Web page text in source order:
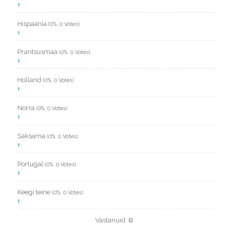
Hispaania (0%, 0 Votes)
Prantsusmaa (0%, 0 Votes)
Holland (0%, 0 Votes)
Norra (0%, 0 Votes)
Saksama (0%, 0 Votes)
Portugal (0%, 0 Votes)
Keegi teine (0%, 0 Votes)
Vastanuid: 0